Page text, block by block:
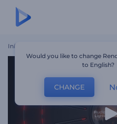
Início Visualizador De
Would you like to change
to English?
CHANGE